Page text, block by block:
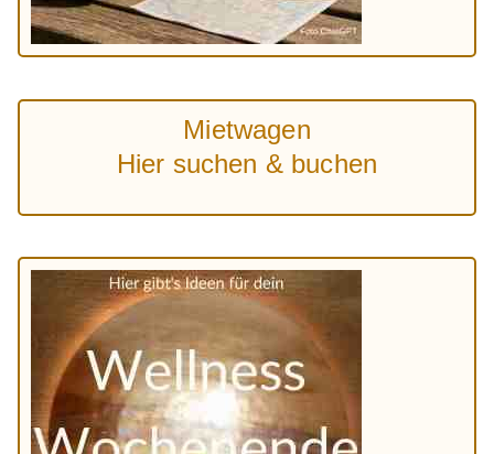
Mietwagen
Hier suchen & buchen